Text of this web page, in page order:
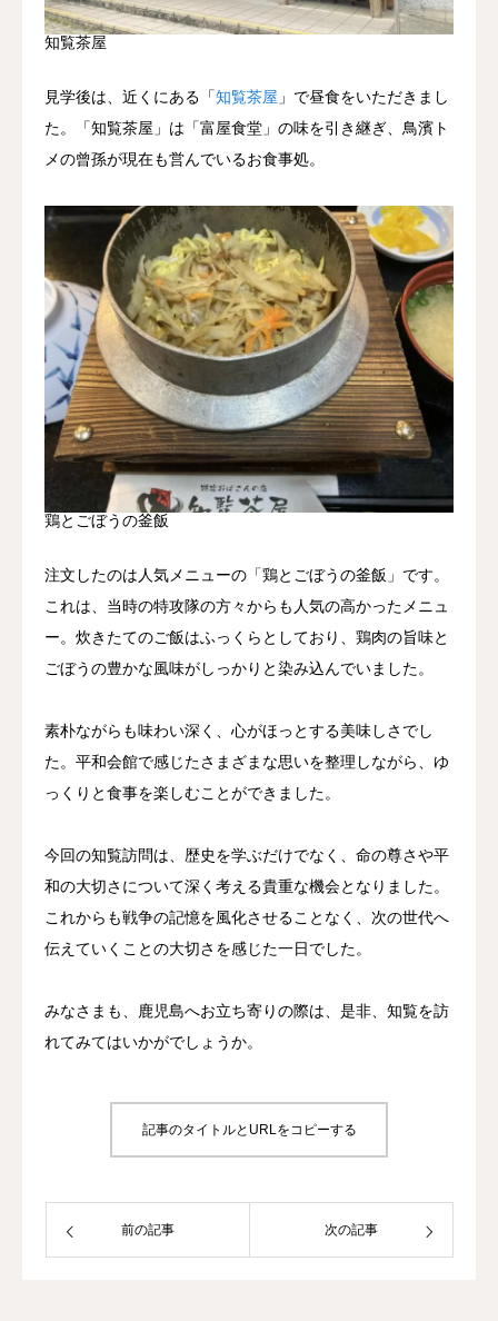
知覧茶屋
見学後は、近くにある「知覧茶屋 」で昼食をいただきまし
た。「知覧茶屋」は「富屋食堂」の味を引き継ぎ、鳥濱ト
メの曾孫が現在も営んでいるお食事処。
鶏とごぼうの釜飯
注文したのは人気メニューの「鶏とごぼうの釜飯」です。
これは、当時の特攻隊の方々からも人気の高かったメニュ
ー。炊きたてのご飯はふっくらとしており、鶏肉の旨味と
ごぼうの豊かな風味がしっかりと染み込んでいました。
素朴ながらも味わい深く、心がほっとする美味しさでし
た。平和会館で感じたさまざまな思いを整理しながら、ゆ
っくりと食事を楽しむことができました。
今回の知覧訪問は、歴史を学ぶだけでなく、命の尊さや平
和の大切さについて深く考える貴重な機会となりました。
これからも戦争の記憶を風化させることなく、次の世代へ
伝えていくことの大切さを感じた一日でした。
みなさまも、鹿児島へお立ち寄りの際は、是非、知覧を訪
れてみてはいかがでしょうか。
記事のタイトルとURLをコピーする
前の記事 次の記事